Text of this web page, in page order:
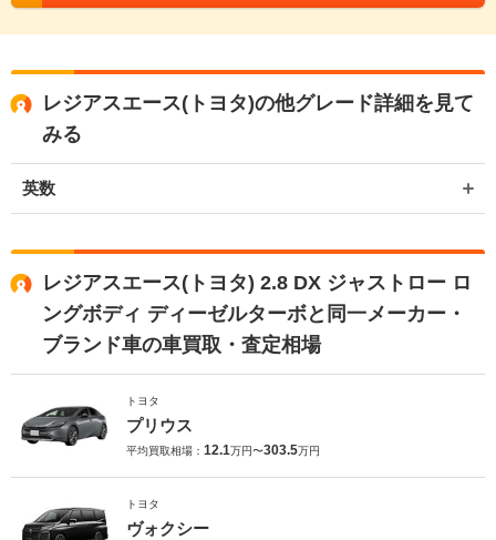
レジアスエース(トヨタ)の他グレード詳細を見て
みる
英数
レジアスエース(トヨタ) 2.8 DX ジャストロー ロ
ングボディ ディーゼルターボと同一メーカー・
ブランド車の車買取・査定相場
トヨタ
プリウス
平均買取相場： 12.1万円〜303.5万円
トヨタ
ヴォクシー